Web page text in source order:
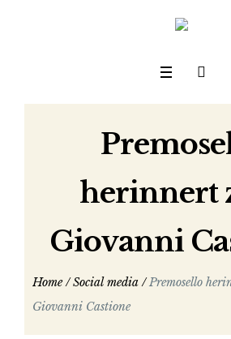
herinnert
Giovanni
Home /Social media /Premosello
Giovanni Castione